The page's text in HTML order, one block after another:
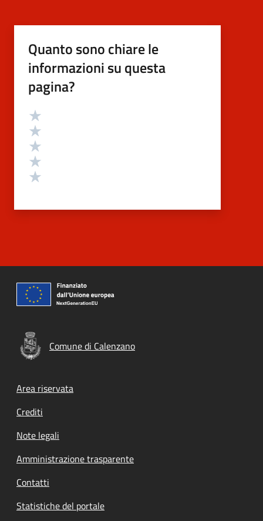
Quanto sono chiare le
informazioni su questa
pagina?
Valutazione
Comune di Calenzano
Footer menu
Area riservata
Crediti
Note legali
Amministrazione trasparente
Contatti
Statistiche del portale